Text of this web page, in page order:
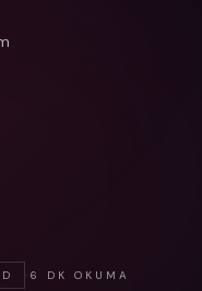
· 6 DK OKUMA